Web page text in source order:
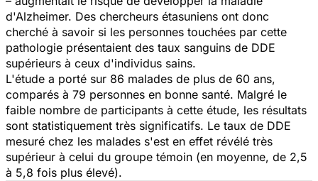
d'Alzheimer. Des chercheurs étasuniens ont donc
cherché à savoir si les personnes touchées par cette
pathologie présentaient des taux sanguins de DDE
supérieurs à ceux d'individus sains.
L'étude a porté sur 86 malades de plus de 60 ans,
comparés à 79 personnes en bonne santé. Malgré le
faible nombre de participants à cette étude, les résultats
sont statistiquement très significatifs. Le taux de DDE
mesuré chez les malades s'est en effet révélé très
supérieur à celui du groupe témoin (en moyenne, de 2,5
à 5,8 fois plus élevé).